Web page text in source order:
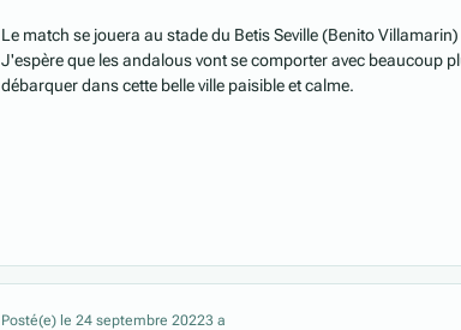
Le match se jouera au stade du Betis Seville (Benito Villamarin)
J'espère que les andalous vont se comporter avec beaucoup
débarquer dans cette belle ville paisible et calme.
Posté(e) le 24 septembre 20223 a